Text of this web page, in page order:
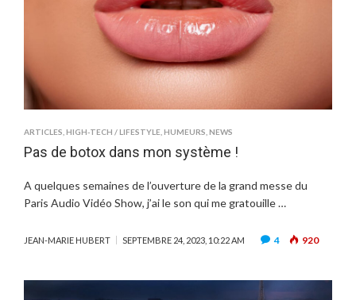
ARTICLES HIGH-TECH / LIFESTYLE HUMEURS NEWS
Pas de botox dans mon système !
A quelques semaines de l’ouverture de la grand messe du
Paris Audio Vidéo Show, j’ai le son qui me gratouille …
JEAN-MARIE HUBERT SEPTEMBRE 24, 2023, 10:22 AM 4 920